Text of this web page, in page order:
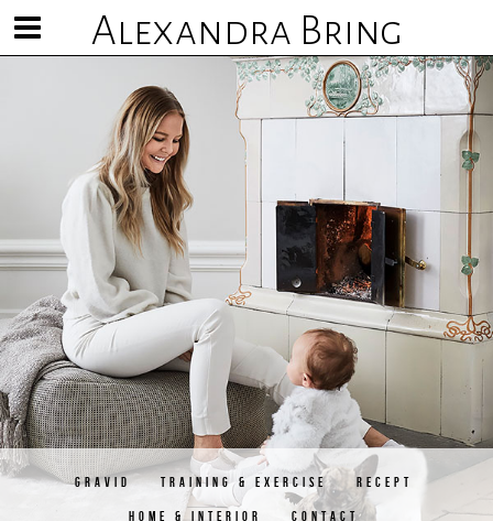
Alexandra Bring
Visa/göm
meny
GRAVID TRAINING & EXERCISE RECEPT
HOME & INTERIOR CONTACT